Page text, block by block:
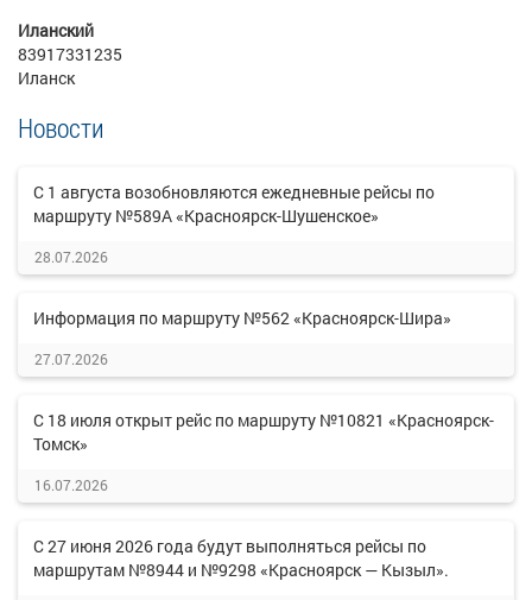
Иланский
83917331235
Иланск
Новости
С 1 августа возобновляются ежедневные рейсы по
маршруту №589А «Красноярск-Шушенское»
28.07.2026
Информация по маршруту №562 «Красноярск-Шира»
27.07.2026
С 18 июля открыт рейс по маршруту №10821 «Красноярск-
Томск»
16.07.2026
С 27 июня 2026 года будут выполняться рейсы по
маршрутам №8944 и №9298 «Красноярск — Кызыл».